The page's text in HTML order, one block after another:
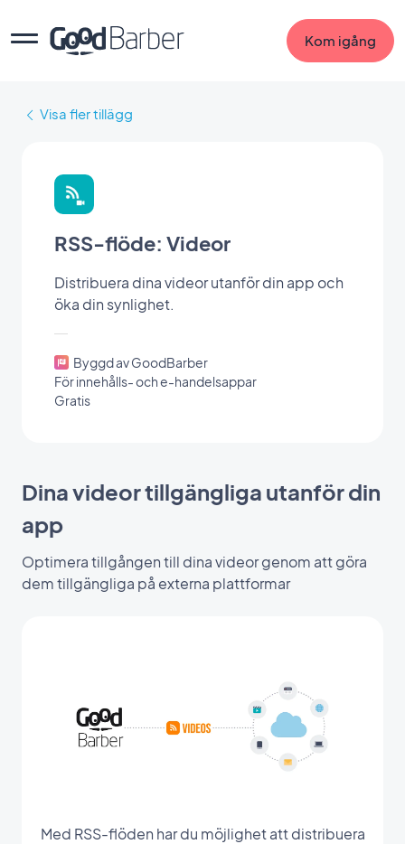
Kom igång
Visa fler tillägg
RSS-flöde: Videor
Distribuera dina videor utanför din app och
öka din synlighet.
Byggd av GoodBarber
För innehålls- och e-handelsappar
Gratis
Dina videor tillgängliga utanför din
app
Optimera tillgången till dina videor genom att göra
dem tillgängliga på externa plattformar
Med RSS-flöden har du möjlighet att distribuera